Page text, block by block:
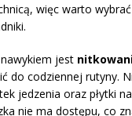
więc warto
jest
do codziennej rutyny.
jedzenia oraz płytki
nie ma dostępu, co